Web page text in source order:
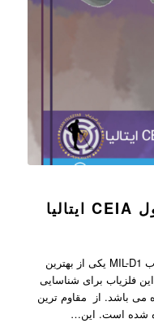
فلزیاب MIL-D1 محصول CEIA ایتالیا فلزیاب MIL-D1 یکی از بهترین
فلزیاب برای شناسایی
می باشد. از مقاوم ترین